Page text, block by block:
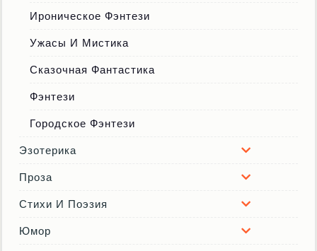
Ироническое Фэнтези
Ужасы И Мистика
Сказочная Фантастика
Фэнтези
Городское Фэнтези
Эзотерика
Проза
Стихи И Поэзия
Юмор